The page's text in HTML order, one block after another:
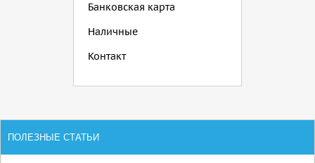
Банковская карта
Наличные
Контакт
ПОЛЕЗНЫЕ СТАТЬИ